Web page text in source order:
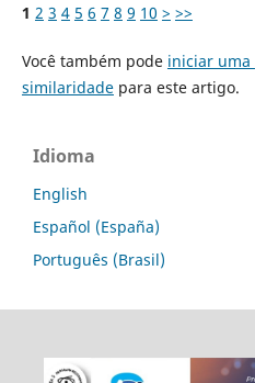
1 2 3 4 5 6 7 8 9 10 > >>
Você também pode iniciar uma
similaridadepara este artigo.
Idioma
English
Español (España)
Português (Brasil)